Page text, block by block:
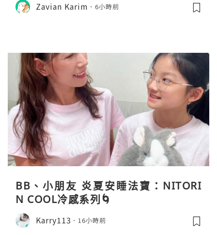
Zavian Karim 6小時前
BB、小朋友 炎夏安睡法寶：NITORI
N COOL冷感系列🌀
Karry113 16小時前